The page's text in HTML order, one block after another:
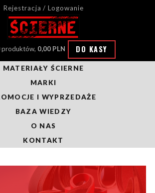
Rejestracja / Logowanie
produktów, 0,00 PLN DO KASY
MATERIAŁY ŚCIERNE
MARKI
I WYPRZEDAŻE
BAZA WIEDZY
O NAS
KONTAKT